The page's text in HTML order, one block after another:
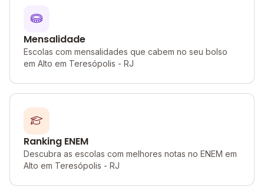
Mensalidade
Escolas com mensalidades que cabem no seu bolso
em Alto em Teresópolis - RJ
Ranking ENEM
Descubra as escolas com melhores notas no ENEM em
Alto em Teresópolis - RJ